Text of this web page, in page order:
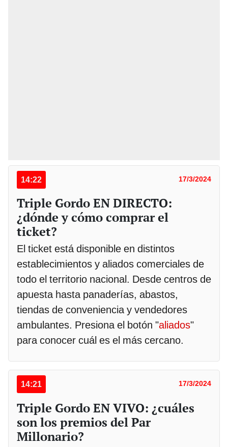
14:22 17/3/2024
Triple Gordo EN DIRECTO:
¿dónde y cómo comprar el
ticket?
El ticket está disponible en distintos
establecimientos y aliados comerciales de
todo el territorio nacional. Desde centros de
apuesta hasta panaderías, abastos,
tiendas de conveniencia y vendedores
ambulantes. Presiona el botón "aliados"
para conocer cuál es el más cercano.
14:21 17/3/2024
Triple Gordo EN VIVO: ¿cuáles
son los premios del Par
Millonario?